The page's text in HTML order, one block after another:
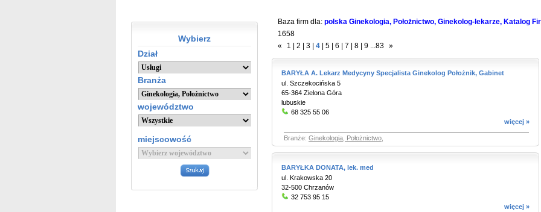
Wybierz
Dział
Branża
województwo
miejscowość
Baza firm dla: polska Ginekologia, Położnictwo, Ginekolog-lekarze, Katalog
1658
«
1 2 3 4 5 6 7 8 9 ...83 »
BARYŁA A. Lekarz Medycyny Specjalista Ginekolog Położnik, Gabinet
ul. Szczekocińska 5
65-364 Zielona Góra
lubuskie
68 325 55 06
więcej »
Branże: Ginekologia, Położnictwo
BARYŁKA DONATA, lek. med
ul. Krakowska 20
32-500 Chrzanów
32 753 95 15
więcej »